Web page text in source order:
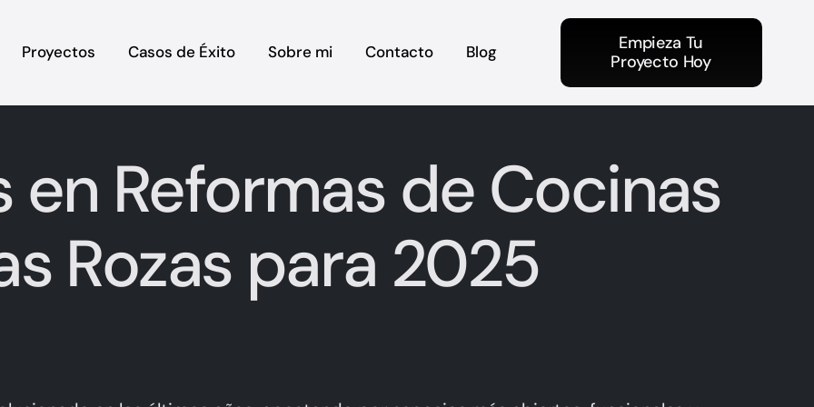
Proyectos Casos de Éxito Sobre mi Contacto Blog
Empieza Tu
Proyecto Hoy
en Reformas de Cocinas
Rozas para 2025